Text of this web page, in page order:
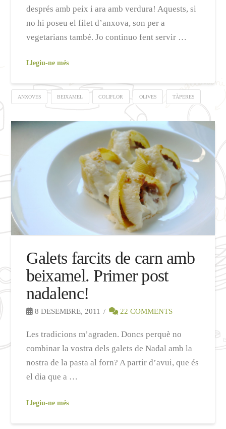
després amb peix i ara amb verdura! Aquests, si
no hi poseu el filet d’anxova, son per a
vegetarians també. Jo continuo fent servir …
Llegiu-ne més
ANXOVES BEIXAMEL COLIFLOR OLIVES TÀPERES
Galets farcits de carn amb
beixamel. Primer post
nadalenc!
8 DESEMBRE, 2011 22 COMMENTS
Les tradicions m’agraden. Doncs perquè no
combinar la vostra dels galets de Nadal amb la
nostra de la pasta al forn? A partir d’avui, que és
el dia que a …
Llegiu-ne més